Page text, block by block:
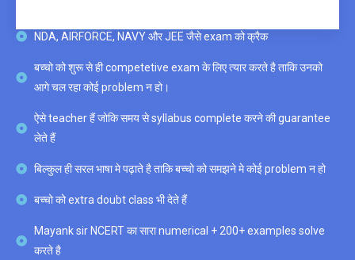
NDA, AIRFORCE, NAVY और JEE जैसे exam को क्रैक
बच्चो को शुरू से ही competetive exam के लिए त्यार करते है ताकि उनको
आगे चल रहा कोई problem न हो।
ऐसे teacher हैं जोकि समय से syllabus complete करने की guarantee
लेते हैं
बिल्कुल ही सरल भाषा मे पढ़ाते है ताकि बच्चो को समझने मे कोई problem न हो
बच्चो को extra doubt class भी देते हैं
Mayank sir NCERT का सारा numerical + 200+ examples solve
करते है